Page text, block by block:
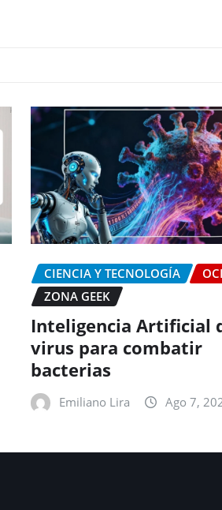
CIENCIA Y TECNOLOGÍA
ZONA GEEK
Inteligencia Artificial
virus para combatir
bacterias
Emiliano Lira Ago 7,